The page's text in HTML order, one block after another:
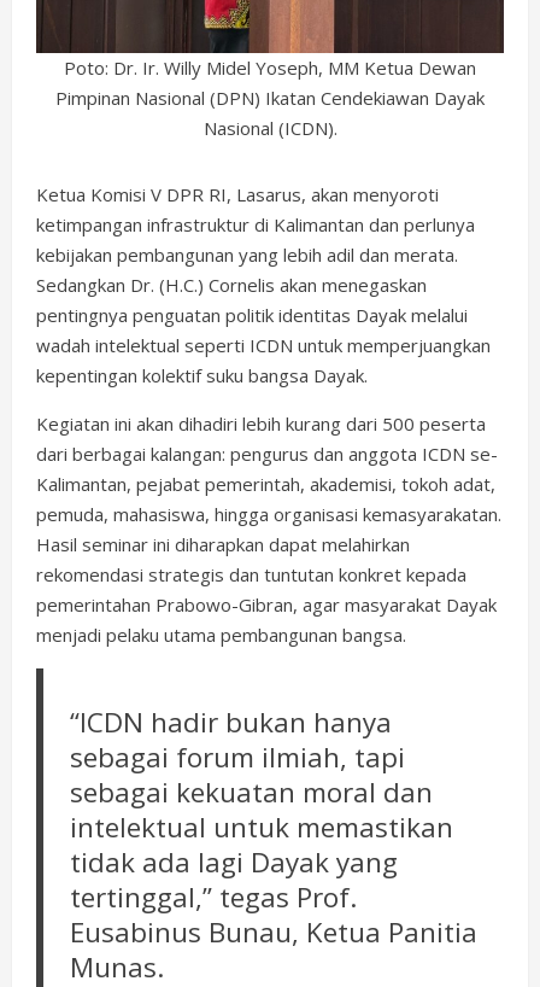
Poto: Dr. Ir. Willy Midel Yoseph, MM Ketua Dewan
Pimpinan Nasional (DPN) Ikatan Cendekiawan Dayak
Nasional (ICDN).
Ketua Komisi V DPR RI, Lasarus, akan menyoroti
ketimpangan infrastruktur di Kalimantan dan perlunya
kebijakan pembangunan yang lebih adil dan merata.
Sedangkan Dr. (H.C.) Cornelis akan menegaskan
pentingnya penguatan politik identitas Dayak melalui
wadah intelektual seperti ICDN untuk memperjuangkan
kepentingan kolektif suku bangsa Dayak.
Kegiatan ini akan dihadiri lebih kurang dari 500 peserta
dari berbagai kalangan: pengurus dan anggota ICDN se-
Kalimantan, pejabat pemerintah, akademisi, tokoh adat,
pemuda, mahasiswa, hingga organisasi kemasyarakatan.
Hasil seminar ini diharapkan dapat melahirkan
rekomendasi strategis dan tuntutan konkret kepada
pemerintahan Prabowo-Gibran, agar masyarakat Dayak
menjadi pelaku utama pembangunan bangsa.
“ICDN hadir bukan hanya
sebagai forum ilmiah, tapi
sebagai kekuatan moral dan
intelektual untuk memastikan
tidak ada lagi Dayak yang
tertinggal,” tegas Prof.
Eusabinus Bunau, Ketua Panitia
Munas.